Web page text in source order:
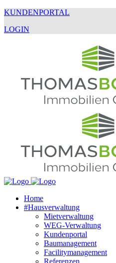
KUNDENPORTAL
LOGIN
Home
#Hausverwaltung
Mietverwaltung
WEG-Verwaltung
Kundenportal
Baumanagement
Facilitymanagement
Referenzen